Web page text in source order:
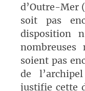
d’Outre-Mer
soit pas
disposition
soient pas
de
justifie cette